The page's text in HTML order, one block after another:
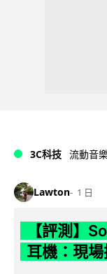
3C科技 流動音
Lawton 1 日
【評測】
耳機：現